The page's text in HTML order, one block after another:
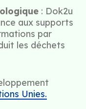
: Dok2u
aux supports
par
les déchets
Unies.